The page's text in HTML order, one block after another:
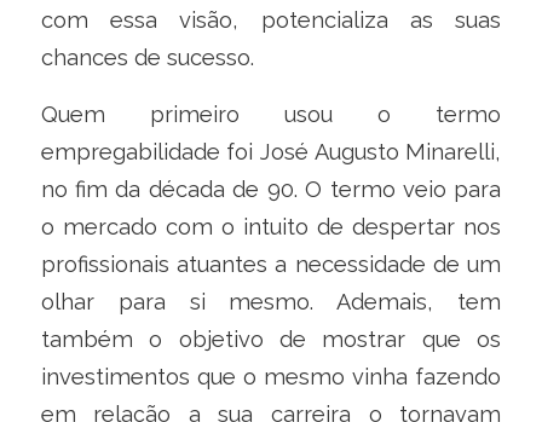
com essa visão, potencializa as suas
chances de sucesso.
Quem primeiro usou o termo
empregabilidade foi José Augusto Minarelli,
no fim da década de 90. O termo veio para
o mercado com o intuito de despertar nos
profissionais atuantes a necessidade de um
olhar para si mesmo. Ademais, tem
também o objetivo de mostrar que os
investimentos que o mesmo vinha fazendo
em relação a sua carreira o tornavam